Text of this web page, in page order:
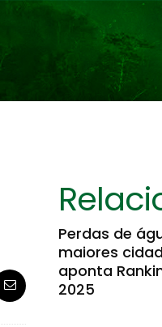
Perdas de
maiores
aponta
2025